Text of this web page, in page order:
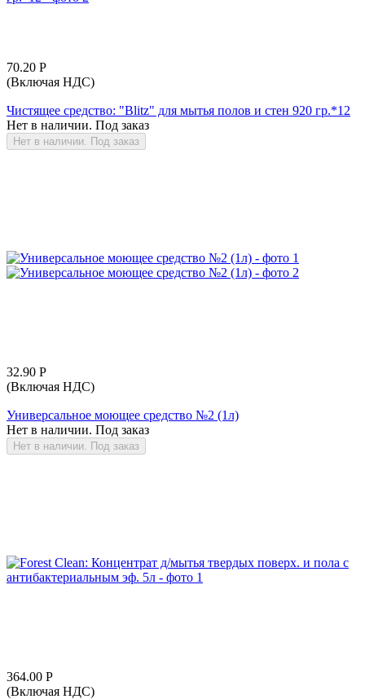
70.20 Р
(Включая НДС)
Чистящее средство: "Blitz" для мытья полов и стен 920 гр.*12
Нет в наличии. Под заказ
Нет в наличии. Под заказ
32.90 Р
(Включая НДС)
Универсальное моющее средство №2 (1л)
Нет в наличии. Под заказ
Нет в наличии. Под заказ
364.00 Р
(Включая НДС)